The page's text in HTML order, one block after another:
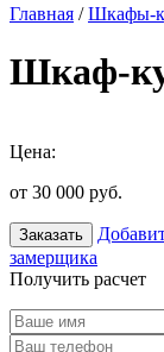
Главная /Шкафы-
Шкаф-
Цена:
от 30 000 руб.
Заказать
замерщика
Получить расчет